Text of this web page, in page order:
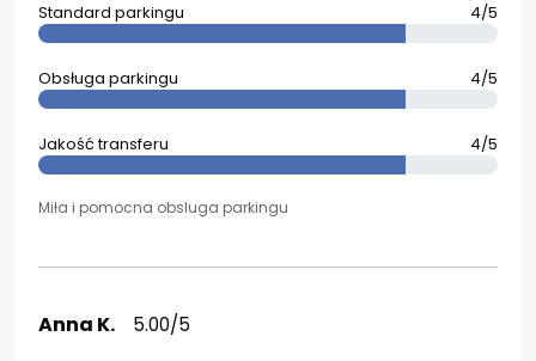
Standard parkingu 4/5
Obsługa parkingu 4/5
Jakość transferu 4/5
Miła i pomocna obsluga parkingu
Anna K. 5.00/5